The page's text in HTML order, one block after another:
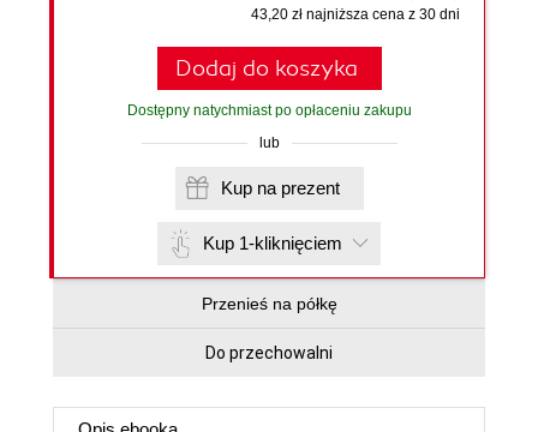
43,20 zł najniższa cena z 30 dni
Dodaj do koszyka
Dostępny natychmiast po opłaceniu zakupu
lub
Kup na prezent
Kup 1-kliknięciem
Przenieś na półkę
Do przechowalni